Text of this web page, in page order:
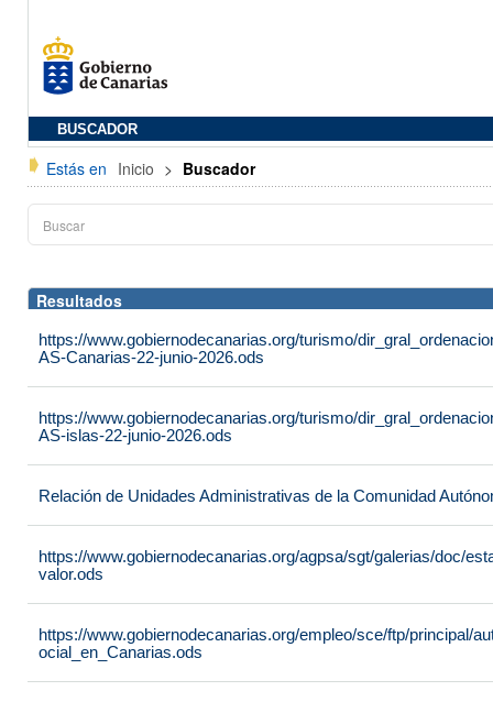
BUSCADOR
Estás en Inicio > Buscador
Resultados
https://www.gobiernodecanarias.org/turismo/
AS-Canarias-22-junio-2026.ods
https://www.gobiernodecanarias.org/turismo/
AS-islas-22-junio-2026.ods
Relación de Unidades Administrativas de la Comunidad
https://www.gobiernodecanarias.org/agpsa/sgt/galerias/doc/
valor.ods
https://www.gobiernodecanarias.org/empleo/sce/ftp/principal/
ocial_en_Canarias.ods